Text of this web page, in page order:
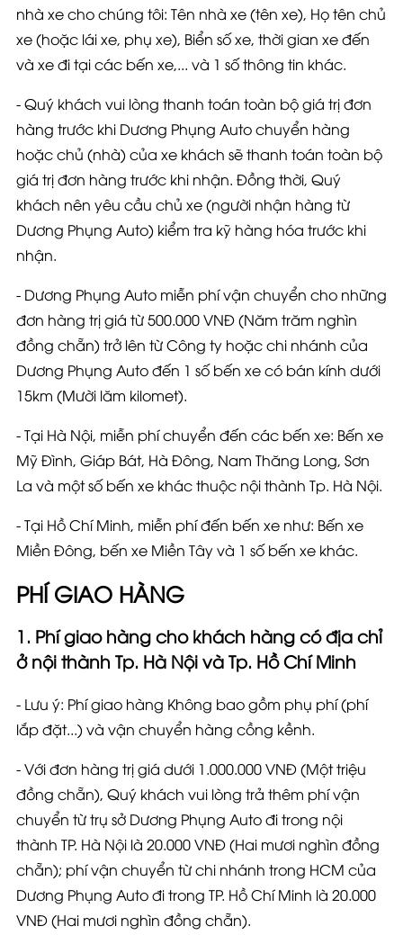
nhà xe cho chúng tôi: Tên nhà xe (tên xe), Họ tên chủ
xe (hoặc lái xe, phụ xe), Biển số xe, thời gian xe đến
và xe đi tại các bến xe,... và 1 số thông tin khác.
- Quý khách vui lòng thanh toán toàn bộ giá trị đơn
hàng trước khi Dương Phụng Auto chuyển hàng
hoặc chủ (nhà) của xe khách sẽ thanh toán toàn bộ
giá trị đơn hàng trước khi nhận. Đồng thời, Quý
khách nên yêu cầu chủ xe (người nhận hàng từ
Dương Phụng Auto) kiểm tra kỹ hàng hóa trước khi
nhận.
- Dương Phụng Auto miễn phí vận chuyển cho những
đơn hàng trị giá từ500.000 VNĐ(Năm trăm nghìn
đồng chẵn)trở lên từ Công ty hoặc chi nhánh của
Dương Phụng Auto đến 1 số bến xe cóbán kính dưới
15km (Mười lăm kilomet).
- Tại Hà Nội, miễn phí chuyển đến các bến xe: Bến xe
Mỹ Đình, Giáp Bát, Hà Đông, Nam Thăng Long, Sơn
La và một số bến xe khác thuộc nội thành Tp. Hà Nội.
- Tại Hồ Chí Minh, miễn phí đến bến xe như: Bến xe
Miền Đông, bến xe Miền Tây và 1 số bến xe khác.
PHÍ GIAO HÀNG
1. Phí giao hàng cho khách hàng có địa chỉ
ở nội thành Tp. Hà Nội và Tp. Hồ Chí Minh
- Lưu ý: Phí giao hàng Không bao gồm phụ phí(phí
lắp đặt...)và vận chuyển hàng cồng kềnh.
- Với đơn hàng trị giá dưới 1.000.000 VNĐ(Một triệu
đồng chẵn), Quý khách vui lòng trả thêm phí vận
chuyển từ trụ sở Dương Phụng Auto đi trong nội
thành TP. Hà Nội là 20.000 VNĐ(Hai mươi nghìn đồng
chẵn); phí vận chuyển từ chi nhánh trong HCM của
Dương Phụng Auto đi trong TP. Hồ Chí Minh là 20.000
VNĐ(Hai mươi nghìn đồng chẵn).